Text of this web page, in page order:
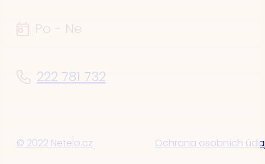
Po - Ne
222 781 732
© 2022 Netelo.cz Ochrana osobních